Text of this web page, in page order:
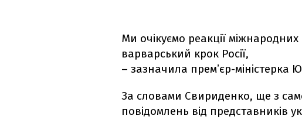
Ми очікуємо реакції
варварський крок Росії,
– зазначила премʼєр-міністерка
За словами Свириденко, ще з
повідомлень від представників